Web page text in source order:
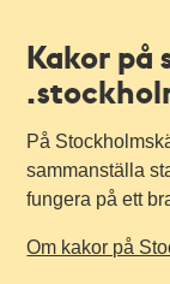
Kakor på
På
sammanställa
fungera på ett
Om kakor på